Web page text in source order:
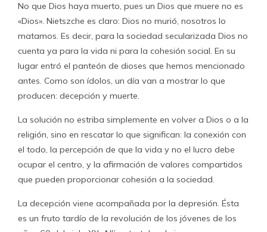
No que Dios haya muerto, pues un Dios que muere no es
«Dios». Nietszche es claro: Dios no murió, nosotros lo
matamos. Es decir, para la sociedad secularizada Dios no
cuenta ya para la vida ni para la cohesión social. En su
lugar entró el panteón de dioses que hemos mencionado
antes. Como son ídolos, un día van a mostrar lo que
producen: decepción y muerte.
La solución no estriba simplemente en volver a Dios o a la
religión, sino en rescatar lo que significan: la conexión con
el todo, la percepción de que la vida y no el lucro debe
ocupar el centro, y la afirmación de valores compartidos
que pueden proporcionar cohesión a la sociedad.
La decepción viene acompañada por la depresión. Ésta
es un fruto tardío de la revolución de los jóvenes de los